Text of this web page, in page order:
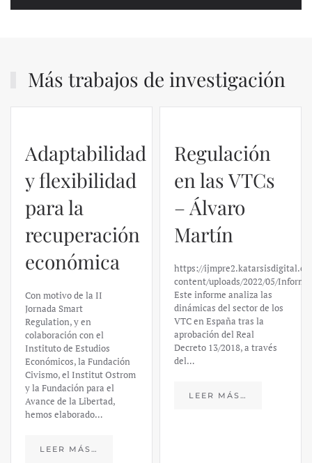
Más trabajos de investigación
Adaptabilidad
y flexibilidad
para la
recuperación
económica
Con motivo de la II
Jornada Smart
Regulation, y en
colaboración con el
Instituto de Estudios
Económicos, la Fundación
Civismo, el Institut Ostrom
y la Fundación para el
Avance de la Libertad,
hemos elaborado…
LEER MÁS…
Regulación
en las VTCs
– Álvaro
Martín
https://
content/uploads/2022/05/
Este informe analiza las
dinámicas del sector de los
VTC en España tras la
aprobación del Real
Decreto 13/2018, a través
del…
LEER MÁS…